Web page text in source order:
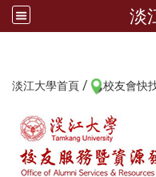
淡
淡江大學首頁 / 校友會快